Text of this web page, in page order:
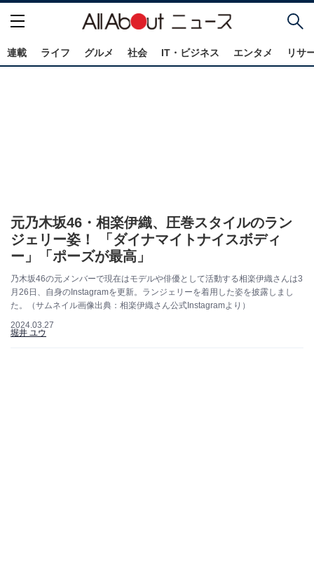
連載 ライフ グルメ 社会 IT・ビジネス エンタメ リサ
元乃木坂46・相楽伊織、圧巻スタイルのラン
ジェリー姿！ 「ダイナマイトナイスボディ
ー」「ポーズが最高」
乃木坂46の元メンバーで現在はモデルや俳優として活動する相楽伊織さんは3
月26日、自身のInstagramを更新。ランジェリーを着用した姿を披露しまし
た。（サムネイル画像出典：相楽伊織さん公式Instagramより）
2024.03.27
堀井 ユウ